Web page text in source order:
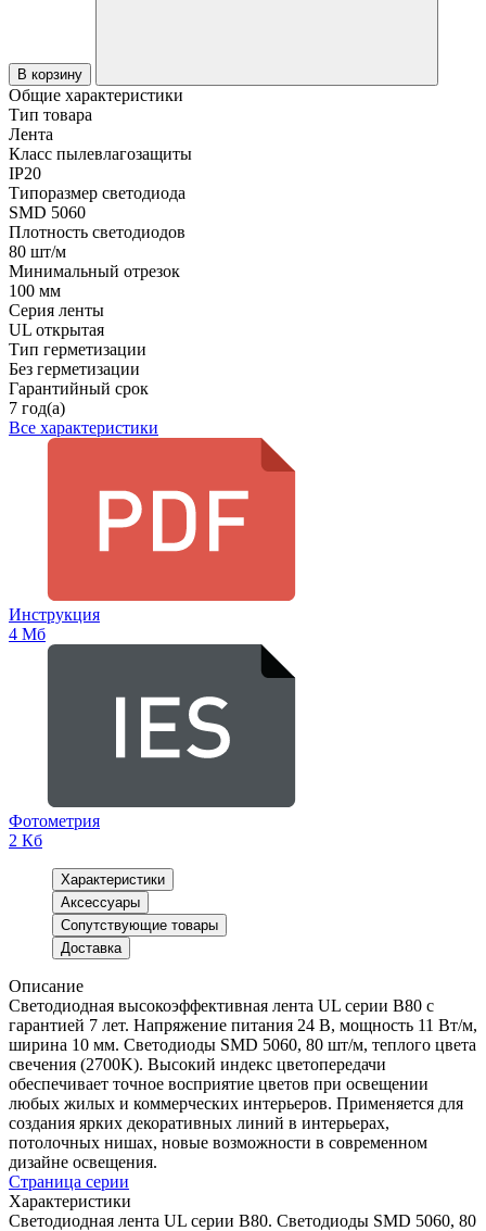
В корзину
Общие характеристики
Тип товара
Лента
Класс пылевлагозащиты
IP20
Типоразмер светодиода
SMD 5060
Плотность светодиодов
80 шт/м
Минимальный отрезок
100 мм
Серия ленты
UL открытая
Тип герметизации
Без герметизации
Гарантийный срок
7 год(а)
Все характеристики
Инструкция
4 Мб
Фотометрия
2 Кб
Характеристики
Аксессуары
Сопутствующие товары
Доставка
Описание
Светодиодная высокоэффективная лента UL серии B80 с
гарантией 7 лет. Напряжение питания 24 В, мощность 11 Вт/м,
ширина 10 мм. Светодиоды SMD 5060, 80 шт/м, теплого цвета
свечения (2700K). Высокий индекс цветопередачи
обеспечивает точное восприятие цветов при освещении
любых жилых и коммерческих интерьеров. Применяется для
создания ярких декоративных линий в интерьерах,
потолочных нишах, новые возможности в современном
дизайне освещения.
Страница серии
Характеристики
Светодиодная лента UL серии B80. Светодиоды SMD 5060, 80